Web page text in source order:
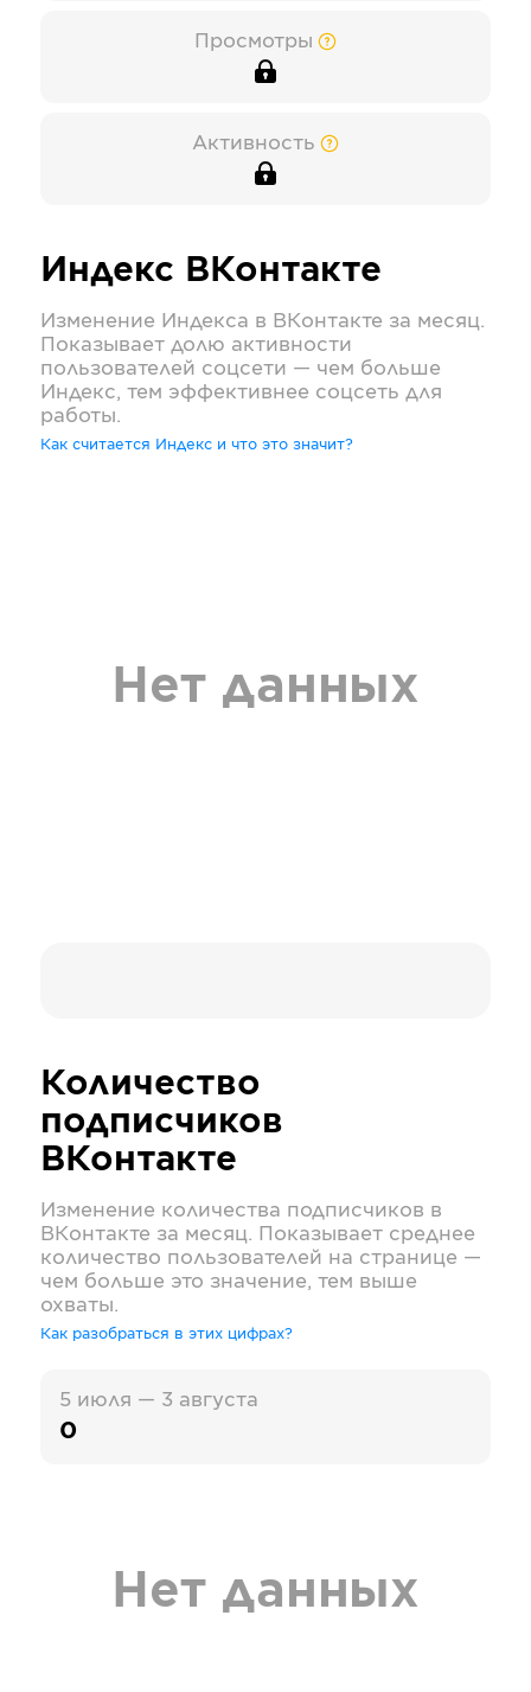
Просмотры
Активность
Индекс ВКонтакте
Изменение Индекса в ВКонтакте за месяц.
Показывает долю активности
пользователей соцсети — чем больше
Индекс, тем эффективнее соцсеть для
работы.
Как считается Индекс и что это значит?
Нет данных
Количество
подписчиков
ВКонтакте
Изменение количества подписчиков в
ВКонтакте за месяц. Показывает среднее
количество пользователей на странице —
чем больше это значение, тем выше
охваты.
Как разобраться в этих цифрах?
5 июля — 3 августа
0
Нет данных